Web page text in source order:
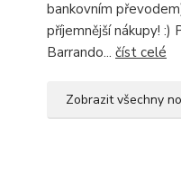
bankovním
příjemnější nákupy! :)
Barrando... číst celé
Zobrazit všechny